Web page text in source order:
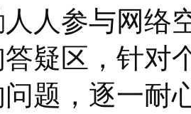
人参与网络
疑区，针对
题，逐一耐